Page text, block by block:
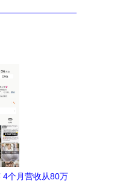
4个月营收从80万